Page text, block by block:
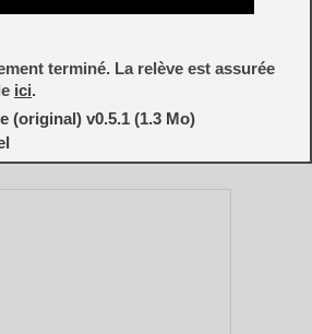
terminé. La relève est assurée
ici.
(original) v0.5.1 (1.3 Mo)